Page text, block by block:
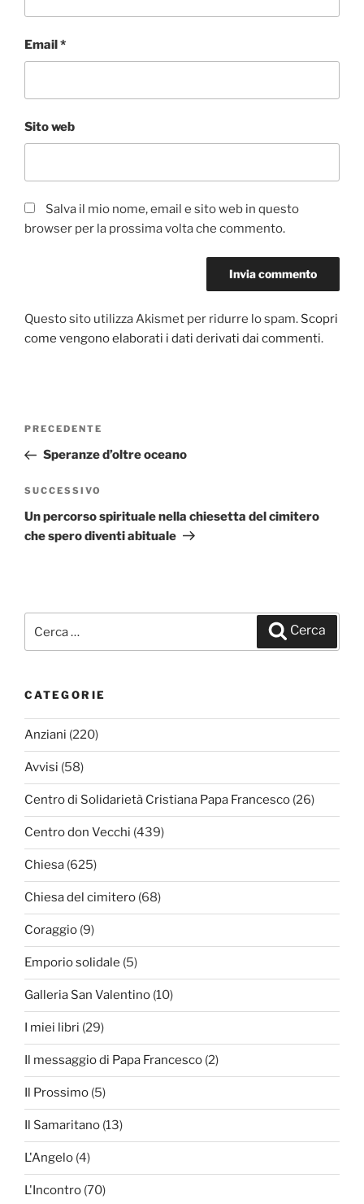
Email*
Sito web
Salva il mio nome, email e sito web in questo
browser per la prossima volta che commento.
Questo sito utilizza Akismet per ridurre lo spam. Scopri
come vengono elaborati i dati derivati dai commenti.
Navigazione
Articolo
precedente:
PRECEDENTE
Speranze d’oltre oceano
Articolo
successivo
SUCCESSIVO
Un percorso spirituale nella chiesetta del cimitero
che spero diventi abituale
Cerca
CATEGORIE
Anziani (220)
Avvisi (58)
Centro di Solidarietà Cristiana Papa Francesco (26)
Centro don Vecchi (439)
Chiesa (625)
Chiesa del cimitero (68)
Coraggio (9)
Emporio solidale (5)
Galleria San Valentino (10)
I miei libri (29)
Il messaggio di Papa Francesco (2)
Il Prossimo (5)
Il Samaritano (13)
L'Angelo (4)
L'Incontro (70)